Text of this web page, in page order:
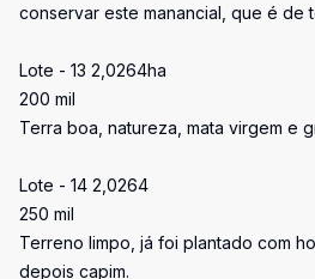
conservar este manancial, que é de
Lote - 13 2,0264ha
200 mil
Terra boa, natureza, mata virgem e
Lote - 14 2,0264
250 mil
Terreno limpo, já foi plantado com
depois capim.